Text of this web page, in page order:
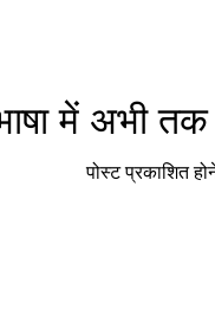
में अभी तक
पोस्ट प्रकाशित